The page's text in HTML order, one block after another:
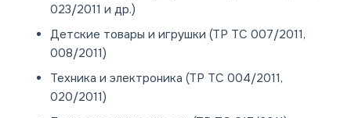
023/2011 и др.)
Детские товары и игрушки (ТР ТС 007/2011,
008/2011)
Техника и электроника (ТР ТС 004/2011,
020/2011)